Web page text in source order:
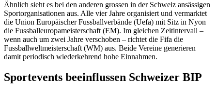
Ähnlich sieht es bei den anderen grossen in der Schweiz ansässigen
Sportorganisationen aus. Alle vier Jahre organisiert und vermarktet
die Union Europäischer Fussballverbände (Uefa) mit Sitz in Nyon
die Fussballeuropameisterschaft (EM). Im gleichen Zeitintervall –
wenn auch um zwei Jahre verschoben – richtet die Fifa die
Fussballweltmeisterschaft (WM) aus. Beide Vereine generieren
damit periodisch wiederkehrend hohe Einnahmen.
Sportevents beeinflussen Schweizer BIP